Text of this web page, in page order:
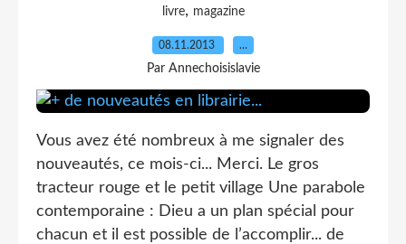
livre, magazine
08.11.2013 …
Par Annechoisislavie
Vous avez été nombreux à me signaler des
nouveautés, ce mois-ci... Merci. Le gros
tracteur rouge et le petit village Une parabole
contemporaine : Dieu a un plan spécial pour
chacun et il est possible de l’accomplir... de